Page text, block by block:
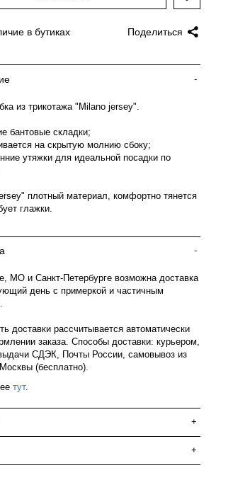
в бутиках Поделиться
-
из трикотажа "Milano jersey".
бантовые складки;
на скрытую молнию сбоку;
утяжки для идеальной посадки по
плотный материал, комфортно тянется
глажки.
-
МО и Санкт-Петербурге возможна доставка
день с примеркой и частичным
доставки рассчитывается автоматически
заказа. Способы доставки: курьером,
СДЭК, Почты России, самовывоз из
(бесплатно).
тут.
+
+